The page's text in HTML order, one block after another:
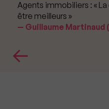
Agents immobiliers : «
être meilleurs »
Guillaume Martinaud